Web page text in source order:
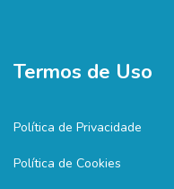
Termos de Uso
Política de Privacidade
Política de Cookies